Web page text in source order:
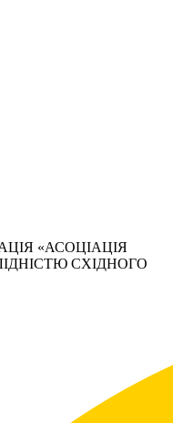
«АСОЦІАЦІЯ
СХІДНОГО